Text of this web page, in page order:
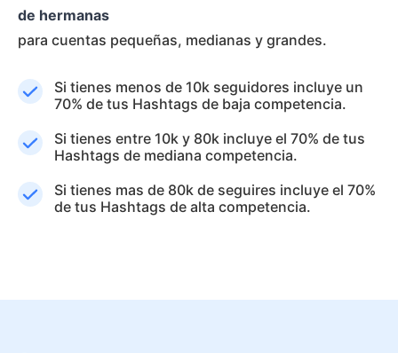
de hermanas
para cuentas pequeñas, medianas y grandes.
Si tienes menos de 10k seguidores incluye un
70% de tus Hashtags de baja competencia.
Si tienes entre 10k y 80k incluye el 70% de tus
Hashtags de mediana competencia.
Si tienes mas de 80k de seguires incluye el 70%
de tus Hashtags de alta competencia.